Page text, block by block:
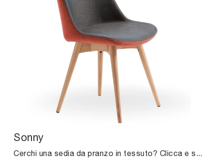
Sonny
Cerchi una sedia da pranzo in tessuto? Clicca e scopri il modello Sonny di Midj per completare i tuoi spazi ottimamente.